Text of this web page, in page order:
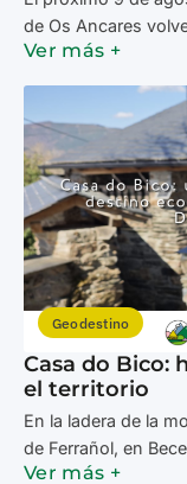
de Os Ancares
Ver más +
Geodestino
Casa do Bico:
el territorio
En la ladera de la
de Ferrañol, en
Ver más +